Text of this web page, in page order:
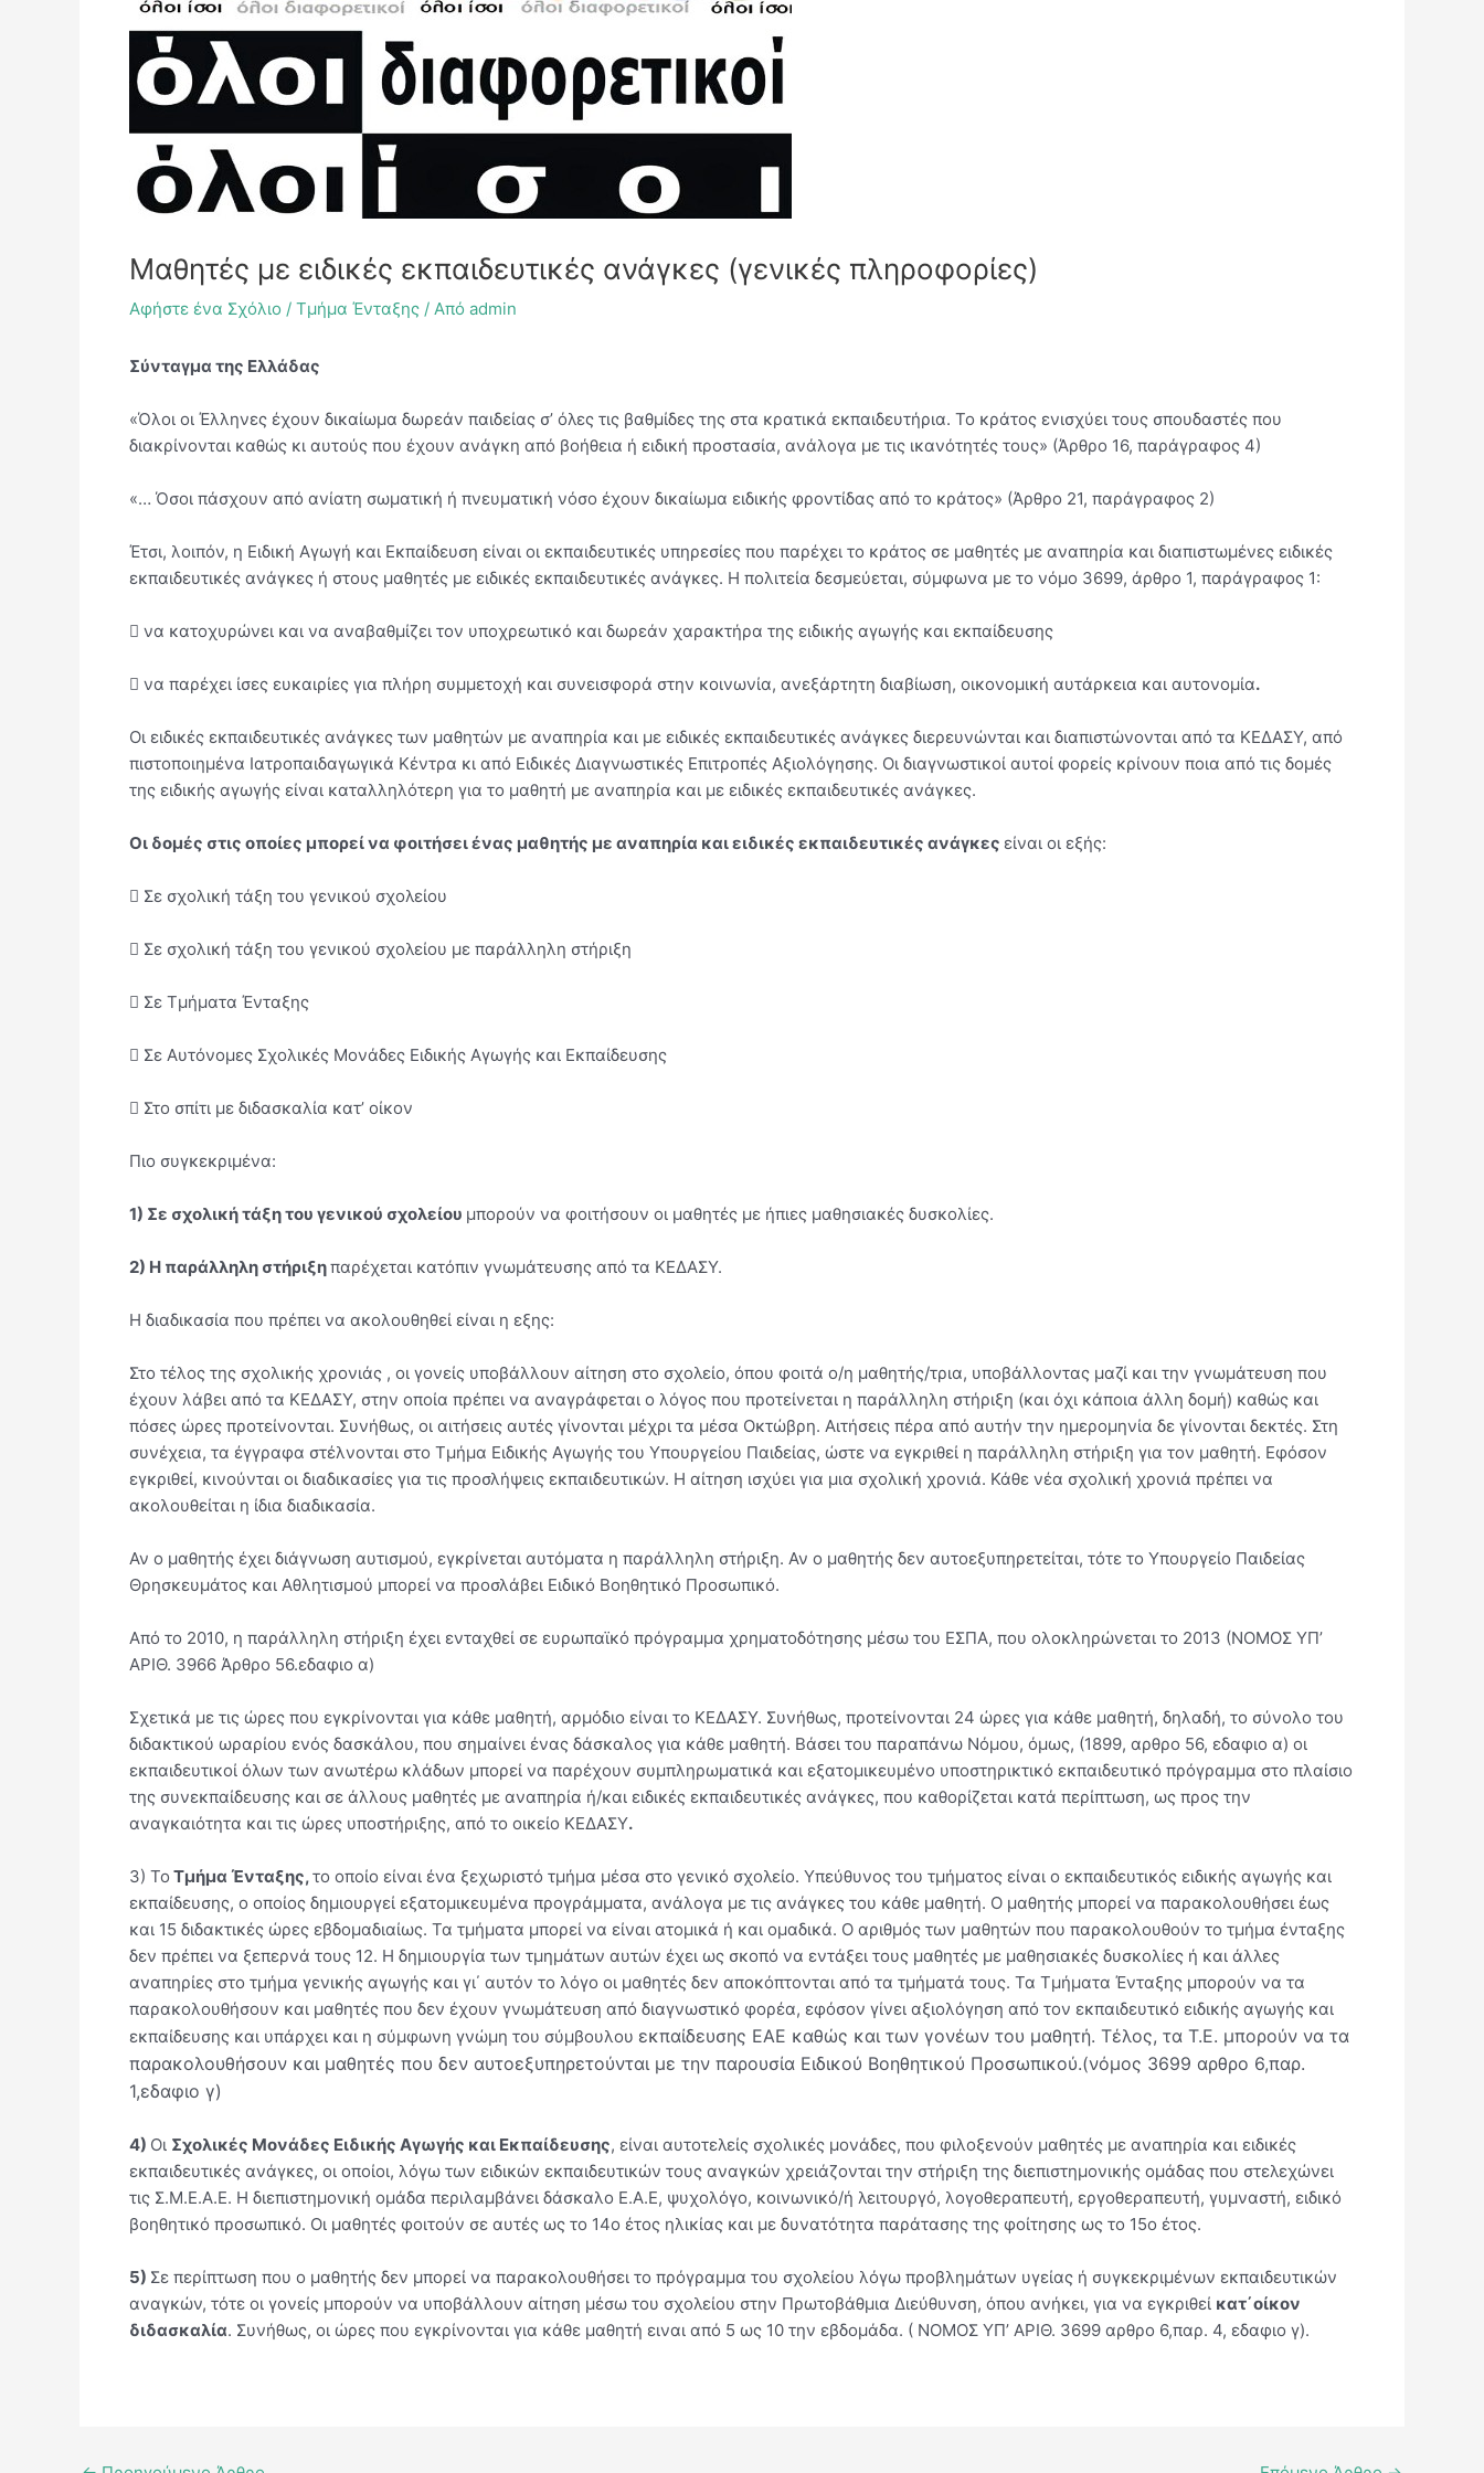
Μαθητές με ειδικές εκπαιδευτικές ανάγκες (γενικές πληροφορίες)
Αφήστε ένα Σχόλιο / Τμήμα Ένταξης / Από admin
Σύνταγμα της Ελλάδας
«Όλοι οι Έλληνες έχουν δικαίωμα δωρεάν παιδείας σ’ όλες τις βαθμίδες της στα κρατικά εκπαιδευτήρια. Το κράτος ενισχύει τους σπουδαστές που
διακρίνονται καθώς κι αυτούς που έχουν ανάγκη από βοήθεια ή ειδική προστασία, ανάλογα με τις ικανότητές τους» (Άρθρο 16, παράγραφος 4)
«… Όσοι πάσχουν από ανίατη σωματική ή πνευματική νόσο έχουν δικαίωμα ειδικής φροντίδας από το κράτος» (Άρθρο 21, παράγραφος 2)
Έτσι, λοιπόν, η Ειδική Αγωγή και Εκπαίδευση είναι οι εκπαιδευτικές υπηρεσίες που παρέχει το κράτος σε μαθητές με αναπηρία και διαπιστωμένες ειδικές
εκπαιδευτικές ανάγκες ή στους μαθητές με ειδικές εκπαιδευτικές ανάγκες. Η πολιτεία δεσμεύεται, σύμφωνα με το νόμο 3699, άρθρο 1, παράγραφος 1:
 να κατοχυρώνει και να αναβαθμίζει τον υποχρεωτικό και δωρεάν χαρακτήρα της ειδικής αγωγής και εκπαίδευσης
 να παρέχει ίσες ευκαιρίες για πλήρη συμμετοχή και συνεισφορά στην κοινωνία, ανεξάρτητη διαβίωση, οικονομική αυτάρκεια και αυτονομία.
Οι ειδικές εκπαιδευτικές ανάγκες των μαθητών με αναπηρία και με ειδικές εκπαιδευτικές ανάγκες διερευνώνται και διαπιστώνονται από τα ΚΕΔΑΣΥ, από
πιστοποιημένα Ιατροπαιδαγωγικά Κέντρα κι από Ειδικές Διαγνωστικές Επιτροπές Αξιολόγησης. Οι διαγνωστικοί αυτοί φορείς κρίνουν ποια από τις δομές
της ειδικής αγωγής είναι καταλληλότερη για το μαθητή με αναπηρία και με ειδικές εκπαιδευτικές ανάγκες.
Οι δομές στις οποίες μπορεί να φοιτήσει ένας μαθητής με αναπηρία και ειδικές εκπαιδευτικές ανάγκες είναι οι εξής:
 Σε σχολική τάξη του γενικού σχολείου
 Σε σχολική τάξη του γενικού σχολείου με παράλληλη στήριξη
 Σε Τμήματα Ένταξης
 Σε Αυτόνομες Σχολικές Μονάδες Ειδικής Αγωγής και Εκπαίδευσης
 Στο σπίτι με διδασκαλία κατ’ οίκον
Πιο συγκεκριμένα:
1) Σε σχολική τάξη του γενικού σχολείου μπορούν να φοιτήσουν οι μαθητές με ήπιες μαθησιακές δυσκολίες.
2) Η παράλληλη στήριξηπαρέχεται κατόπιν γνωμάτευσης από τα ΚΕΔΑΣΥ.
Η διαδικασία που πρέπει να ακολουθηθεί είναι η εξης:
Στο τέλος της σχολικής χρονιάς , οι γονείς υποβάλλουν αίτηση στο σχολείο, όπου φοιτά ο/η μαθητής/τρια, υποβάλλοντας μαζί και την γνωμάτευση που
έχουν λάβει από τα ΚΕΔΑΣΥ, στην οποία πρέπει να αναγράφεται ο λόγος που προτείνεται η παράλληλη στήριξη (και όχι κάποια άλλη δομή) καθώς και
πόσες ώρες προτείνονται. Συνήθως, οι αιτήσεις αυτές γίνονται μέχρι τα μέσα Οκτώβρη. Αιτήσεις πέρα από αυτήν την ημερομηνία δε γίνονται δεκτές. Στη
συνέχεια, τα έγγραφα στέλνονται στο Τμήμα Ειδικής Αγωγής του Υπουργείου Παιδείας, ώστε να εγκριθεί η παράλληλη στήριξη για τον μαθητή. Εφόσον
εγκριθεί, κινούνται οι διαδικασίες για τις προσλήψεις εκπαιδευτικών. Η αίτηση ισχύει για μια σχολική χρονιά. Κάθε νέα σχολική χρονιά πρέπει να
ακολουθείται η ίδια διαδικασία.
Αν ο μαθητής έχει διάγνωση αυτισμού, εγκρίνεται αυτόματα η παράλληλη στήριξη. Αν ο μαθητής δεν αυτοεξυπηρετείται, τότε το Υπουργείο Παιδείας
Θρησκευμάτος και Αθλητισμού μπορεί να προσλάβει Ειδικό Βοηθητικό Προσωπικό.
Από το 2010, η παράλληλη στήριξη έχει ενταχθεί σε ευρωπαϊκό πρόγραμμα χρηματοδότησης μέσω του ΕΣΠΑ, που ολοκληρώνεται το 2013 (ΝΟΜΟΣ ΥΠ’
ΑΡΙΘ. 3966 Άρθρο 56.εδαφιο α)
Σχετικά με τις ώρες που εγκρίνονται για κάθε μαθητή, αρμόδιο είναι το ΚΕΔΑΣΥ. Συνήθως, προτείνονται 24 ώρες για κάθε μαθητή, δηλαδή, το σύνολο του
διδακτικού ωραρίου ενός δασκάλου, που σημαίνει ένας δάσκαλος για κάθε μαθητή. Βάσει του παραπάνω Νόμου, όμως, (1899, αρθρο 56, εδαφιο α) οι
εκπαιδευτικοί όλων των ανωτέρω κλάδων μπορεί να παρέχουν συμπληρωματικά και εξατομικευμένο υποστηρικτικό εκπαιδευτικό πρόγραμμα στο πλαίσιο
της συνεκπαίδευσης και σε άλλους μαθητές με αναπηρία ή/και ειδικές εκπαιδευτικές ανάγκες, που καθορίζεται κατά περίπτωση, ως προς την
αναγκαιότητα και τις ώρες υποστήριξης, από το οικείο ΚΕΔΑΣΥ.
3) Το Τμήμα Ένταξης,το οποίο είναι ένα ξεχωριστό τμήμα μέσα στο γενικό σχολείο. Υπεύθυνος του τμήματος είναι ο εκπαιδευτικός ειδικής αγωγής και
εκπαίδευσης, ο οποίος δημιουργεί εξατομικευμένα προγράμματα, ανάλογα με τις ανάγκες του κάθε μαθητή. Ο μαθητής μπορεί να παρακολουθήσει έως
και 15 διδακτικές ώρες εβδομαδιαίως. Τα τμήματα μπορεί να είναι ατομικά ή και ομαδικά. Ο αριθμός των μαθητών που παρακολουθούν το τμήμα ένταξης
δεν πρέπει να ξεπερνά τους 12. Η δημιουργία των τμημάτων αυτών έχει ως σκοπό να εντάξει τους μαθητές με μαθησιακές δυσκολίες ή και άλλες
αναπηρίες στο τμήμα γενικής αγωγής και γι΄ αυτόν το λόγο οι μαθητές δεν αποκόπτονται από τα τμήματά τους. Τα Τμήματα Ένταξης μπορούν να τα
παρακολουθήσουν και μαθητές που δεν έχουν γνωμάτευση από διαγνωστικό φορέα, εφόσον γίνει αξιολόγηση από τον εκπαιδευτικό ειδικής αγωγής και
εκπαίδευσης και υπάρχει και η σύμφωνη γνώμη του σύμβουλου εκπαίδευσης ΕΑΕ καθώς και των γονέων του μαθητή. Τέλος, τα Τ.Ε. μπορούν να τα
παρακολουθήσουν και μαθητές που δεν αυτοεξυπηρετούνται με την παρουσία Ειδικού Βοηθητικού Προσωπικού.(νόμος 3699 αρθρο 6,παρ.
1,εδαφιο γ)
4) Οι Σχολικές Μονάδες Ειδικής Αγωγής και Εκπαίδευσης, είναι αυτοτελείς σχολικές μονάδες, που φιλοξενούν μαθητές με αναπηρία και ειδικές
εκπαιδευτικές ανάγκες, οι οποίοι, λόγω των ειδικών εκπαιδευτικών τους αναγκών χρειάζονται την στήριξη της διεπιστημονικής ομάδας που στελεχώνει
τις Σ.Μ.Ε.Α.Ε. Η διεπιστημονική ομάδα περιλαμβάνει δάσκαλο Ε.Α.Ε, ψυχολόγο, κοινωνικό/ή λειτουργό, λογοθεραπευτή, εργοθεραπευτή, γυμναστή, ειδικό
βοηθητικό προσωπικό. Οι μαθητές φοιτούν σε αυτές ως το 14ο έτος ηλικίας και με δυνατότητα παράτασης της φοίτησης ως το 15ο έτος.
5) Σε περίπτωση που ο μαθητής δεν μπορεί να παρακολουθήσει το πρόγραμμα του σχολείου λόγω προβλημάτων υγείας ή συγκεκριμένων εκπαιδευτικών
αναγκών, τότε οι γονείς μπορούν να υποβάλλουν αίτηση μέσω του σχολείου στην Πρωτοβάθμια Διεύθυνση, όπου ανήκει, για να εγκριθεί κατ΄οίκον
διδασκαλία. Συνήθως, οι ώρες που εγκρίνονται για κάθε μαθητή ειναι από 5 ως 10 την εβδομάδα. ( ΝΟΜΟΣ ΥΠ’ ΑΡΙΘ. 3699 αρθρο 6,παρ. 4, εδαφιο γ).